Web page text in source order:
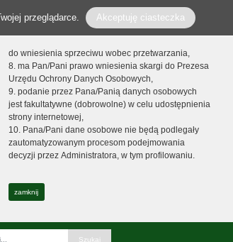
przeglądarce. Akceptuję ciasteczka
do wniesienia sprzeciwu wobec przetwarzania,
8. ma Pan/Pani prawo wniesienia skargi do Prezesa
Urzędu Ochrony Danych Osobowych,
9. podanie przez Pana/Panią danych osobowych
jest fakultatywne (dobrowolne) w celu udostępnienia
strony internetowej,
10. Pana/Pani dane osobowe nie będą podlegały
zautomatyzowanym procesom podejmowania
decyzji przez Administratora, w tym profilowaniu.
zamknij